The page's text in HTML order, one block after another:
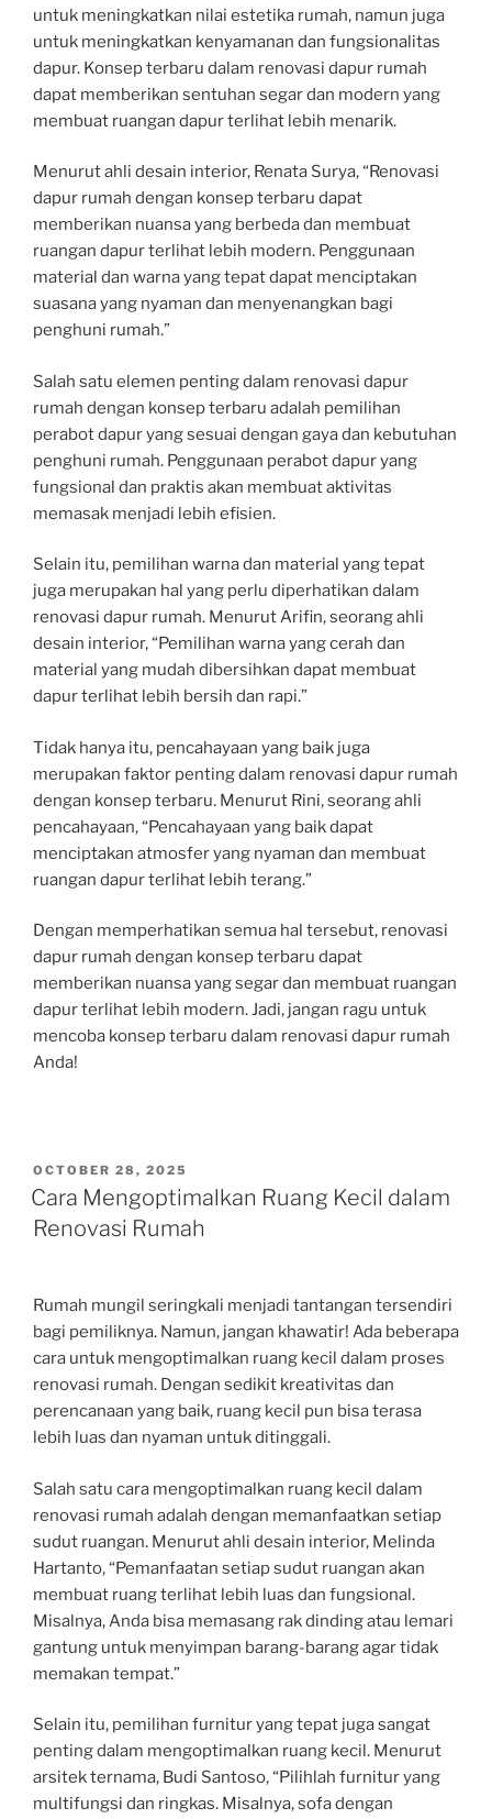
untuk meningkatkan nilai estetika rumah, namun juga
untuk meningkatkan kenyamanan dan fungsionalitas
dapur. Konsep terbaru dalam renovasi dapur rumah
dapat memberikan sentuhan segar dan modern yang
membuat ruangan dapur terlihat lebih menarik.
Menurut ahli desain interior, Renata Surya, “Renovasi
dapur rumah dengan konsep terbaru dapat
memberikan nuansa yang berbeda dan membuat
ruangan dapur terlihat lebih modern. Penggunaan
material dan warna yang tepat dapat menciptakan
suasana yang nyaman dan menyenangkan bagi
penghuni rumah.”
Salah satu elemen penting dalam renovasi dapur
rumah dengan konsep terbaru adalah pemilihan
perabot dapur yang sesuai dengan gaya dan kebutuhan
penghuni rumah. Penggunaan perabot dapur yang
fungsional dan praktis akan membuat aktivitas
memasak menjadi lebih efisien.
Selain itu, pemilihan warna dan material yang tepat
juga merupakan hal yang perlu diperhatikan dalam
renovasi dapur rumah. Menurut Arifin, seorang ahli
desain interior, “Pemilihan warna yang cerah dan
material yang mudah dibersihkan dapat membuat
dapur terlihat lebih bersih dan rapi.”
Tidak hanya itu, pencahayaan yang baik juga
merupakan faktor penting dalam renovasi dapur rumah
dengan konsep terbaru. Menurut Rini, seorang ahli
pencahayaan, “Pencahayaan yang baik dapat
menciptakan atmosfer yang nyaman dan membuat
ruangan dapur terlihat lebih terang.”
Dengan memperhatikan semua hal tersebut, renovasi
dapur rumah dengan konsep terbaru dapat
memberikan nuansa yang segar dan membuat ruangan
dapur terlihat lebih modern. Jadi, jangan ragu untuk
mencoba konsep terbaru dalam renovasi dapur rumah
Anda!
POSTED
ON
OCTOBER 28, 2025
Cara Mengoptimalkan Ruang Kecil dalam
Renovasi Rumah
Rumah mungil seringkali menjadi tantangan tersendiri
bagi pemiliknya. Namun, jangan khawatir! Ada beberapa
cara untuk mengoptimalkan ruang kecil dalam proses
renovasi rumah. Dengan sedikit kreativitas dan
perencanaan yang baik, ruang kecil pun bisa terasa
lebih luas dan nyaman untuk ditinggali.
Salah satu cara mengoptimalkan ruang kecil dalam
renovasi rumah adalah dengan memanfaatkan setiap
sudut ruangan. Menurut ahli desain interior, Melinda
Hartanto, “Pemanfaatan setiap sudut ruangan akan
membuat ruang terlihat lebih luas dan fungsional.
Misalnya, Anda bisa memasang rak dinding atau lemari
gantung untuk menyimpan barang-barang agar tidak
memakan tempat.”
Selain itu, pemilihan furnitur yang tepat juga sangat
penting dalam mengoptimalkan ruang kecil. Menurut
arsitek ternama, Budi Santoso, “Pilihlah furnitur yang
multifungsi dan ringkas. Misalnya, sofa dengan